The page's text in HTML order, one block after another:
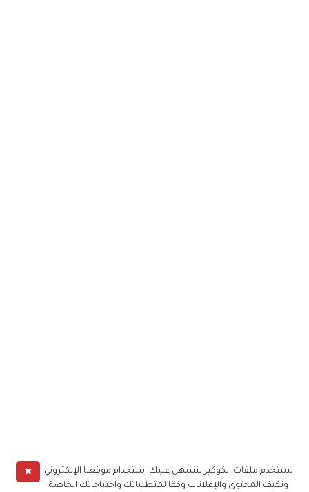
✖
نستخدم ملفات الكوكيز لنسهل عليك استخدام موقعنا الإلكتروني
ونكيف المحتوى والإعلانات وفقا لمتطلباتك واحتياجاتك الخاصة